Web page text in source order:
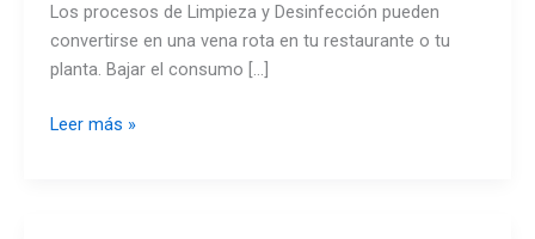
Los procesos de Limpieza y Desinfección pueden
convertirse en una vena rota en tu restaurante o tu
planta. Bajar el consumo […]
11
Leer más »